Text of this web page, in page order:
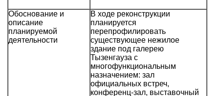
Обоснование и
описание
планируемой
деятельности
В ходе реконструкции
планируется
перепрофилировать
существующее нежилое
здание под галерею
Тызенгауза с
многофункциональным
назначением: зал
официальных встреч,
конференц-зал, выставочный